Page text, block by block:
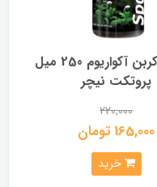
محلول کربن آکواریوم 250 میل
پروتکت نیچر
220,000
165,000 تومان
خرید